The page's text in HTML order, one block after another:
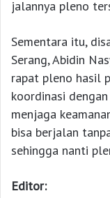
jalannya pleno
Sementara itu,
Serang, Abidin
rapat pleno hasil
koordinasi
menjaga
bisa berjalan
sehingga nanti
Editor: